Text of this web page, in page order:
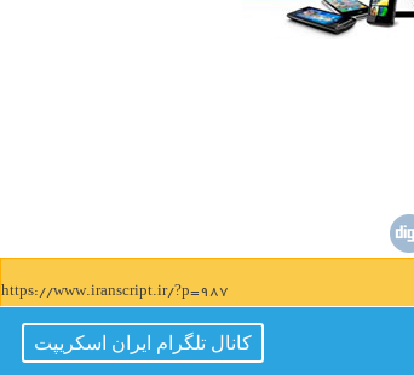
https://www.iranscript.ir/?p=987
کانال تلگرام ایران اسکریپت